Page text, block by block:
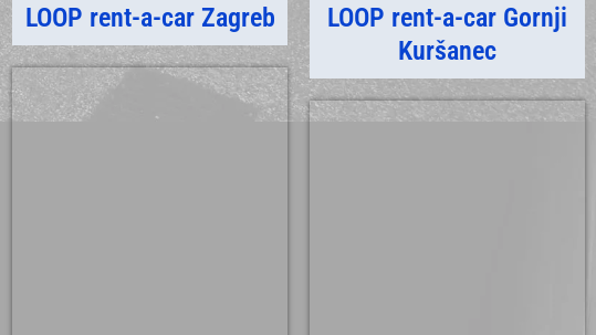
LOOP rent-a-car Zagreb
LOOP rent-a-car Gornji
Kuršanec